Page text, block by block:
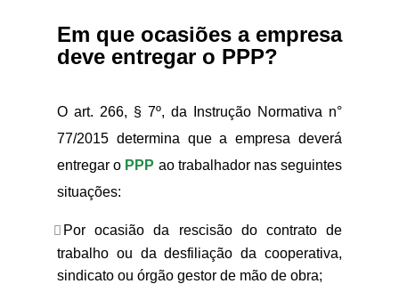
Em que ocasiões a empresa
deve entregar o PPP?
O art. 266, § 7º, da Instrução Normativa n°
77/2015 determina que a empresa deverá
entregar o PPP ao trabalhador nas seguintes
situações:
Por ocasião da rescisão do contrato de
trabalho ou da desfiliação da cooperativa,
sindicato ou órgão gestor de mão de obra;